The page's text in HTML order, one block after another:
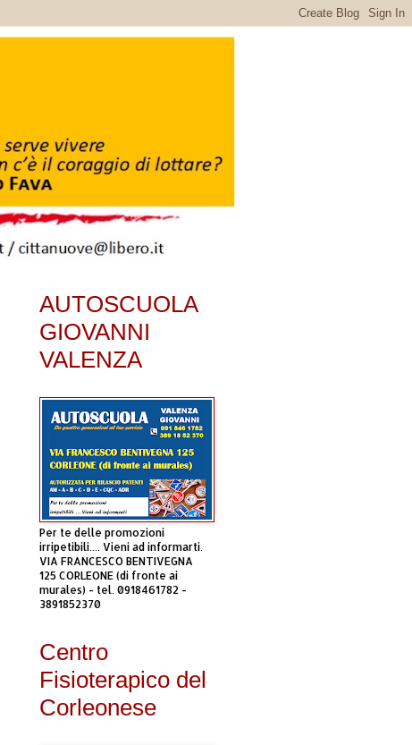
AUTOSCUOLA
GIOVANNI
VALENZA
Per te delle promozioni
irripetibili.... Vieni ad informarti.
VIA FRANCESCO BENTIVEGNA
125 CORLEONE (di fronte ai
murales) - tel. 0918461782 -
3891852370
Centro
Fisioterapico del
Corleonese